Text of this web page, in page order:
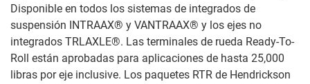
Disponible en todos los sistemas de integrados de
suspensión INTRAAX® y VANTRAAX® y los ejes no
integrados TRLAXLE®. Las terminales de rueda Ready-To-
Roll están aprobadas para aplicaciones de hasta 25,000
libras por eje inclusive. Los paquetes RTR de Hendrickson